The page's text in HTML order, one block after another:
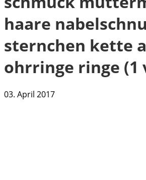
haare
sternchen kette
ohrringe ringe (1
03. April 2017